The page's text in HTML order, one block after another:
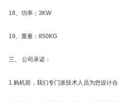
18、功率；3KW
19、重量：850KG
三、 公司承诺：
1.购机前，我们专门派技术人员为您设计合